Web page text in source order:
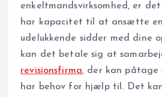
enkeltmandsvirksomhed, er
har kapacitet til at ansætte en
udelukkende sidder med dine
kan det betale sig at
revisionsfirma, der kan påtage
har behov for hjælp til. Det